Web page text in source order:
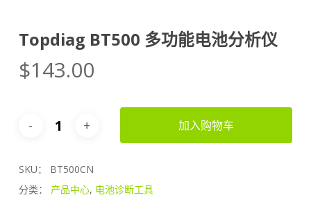
Topdiag BT500 多功能电池分析仪
$143.00
加入购物车
SKU： BT500CN
分类： 产品中心, 电池诊断工具